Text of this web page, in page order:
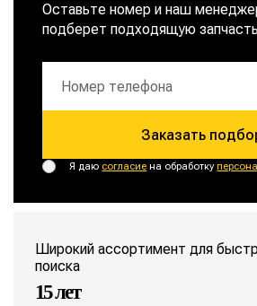
Оставьте номер и наш
подберет подходящую запчасть
Заказать
Я даю согласие на обработку
Широкий ассортимент для
поиска
15 лет